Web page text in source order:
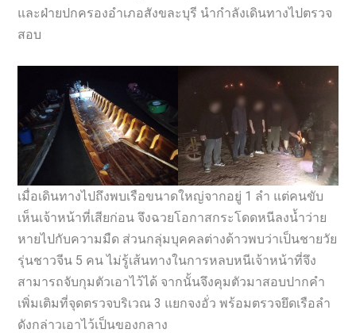
และฝ่ายปกครองอำเภอสังขละบุรี นำกำลังเดินทางไปตรวจ
สอบ
เมื่อเดินทางไปถึงพบเรือขนาดใหญ่จากอยู่ 1 ลำ แต่คนขับ
เห็นเจ้าหน้าที่เสียก่อน จึงฉวยโอกาสกระโดดหนีลงน้ำว่าย
หายไปกับความมืด ส่วนกลุ่มบุคคลต่างด้าวพบว่าเป็นชายวัย
รุ่นชาวจีน 5 คน ไม่รู้เส้นทางในการหลบหนีเจ้าหน้าที่จึง
สามารถจับกุมตัวเอาไว้ได้ จากนั้นจึงคุมตัวมาสอบปากคำ
เพิ่มเติมที่จุดตรวจบริเวณ 3 แยกจงอั่ว พร้อมตรวจยึดเรือลำ
ดังกล่าวเอาไว้เป็นของกลาง